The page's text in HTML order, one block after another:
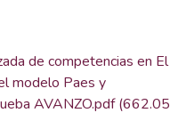
de competencias en El
modelo Paes y
AVANZO.pdf(662.05